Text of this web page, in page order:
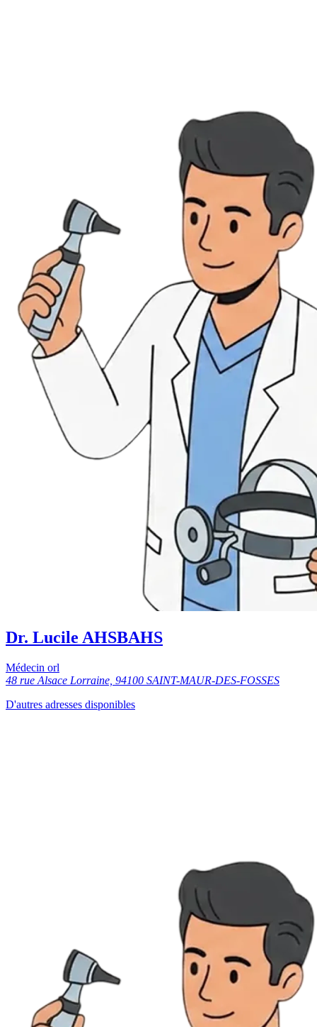
Dr. Lucile AHSBAHS
Médecin orl
48 rue Alsace Lorraine, 94100 SAINT-MAUR-DES-FOSSES
D'autres adresses disponibles